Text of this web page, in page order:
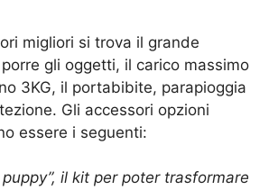
migliori si trova il grande
gli oggetti, il carico massimo
3KG, il portabibite, parapioggia
Gli accessori opzioni
essere i seguenti:
puppy”, il kit per poter trasformare